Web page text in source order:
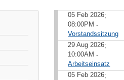
05 Feb 2026;
08:00PM -
Vorstandssitzung
29 Aug 2026;
10:00AM -
Arbeitseinsatz
05 Feb 2026;